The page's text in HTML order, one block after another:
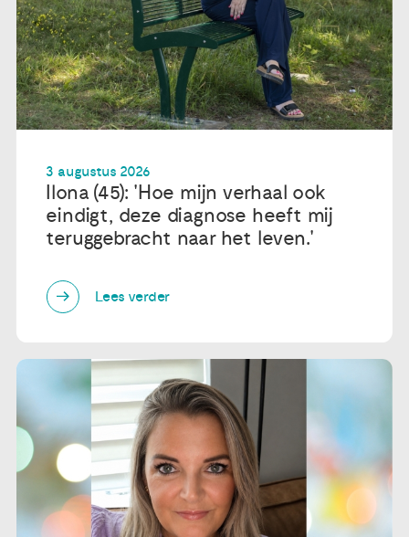
3 augustus 2026
Ilona (45): 'Hoe mijn verhaal ook
eindigt, deze diagnose heeft mij
teruggebracht naar het leven.'
Lees verder